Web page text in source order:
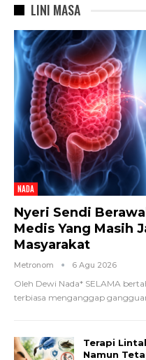
LINI MASA
NADA
Nyeri Sendi
Medis Yang Masih
Masyarakat
Metronom 6 Agu 2026
Oleh Dewi Nada* SELAMA
terbiasa menganggap
Terapi
Namun